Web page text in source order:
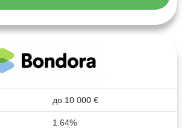
до 10 000 €
1.64%